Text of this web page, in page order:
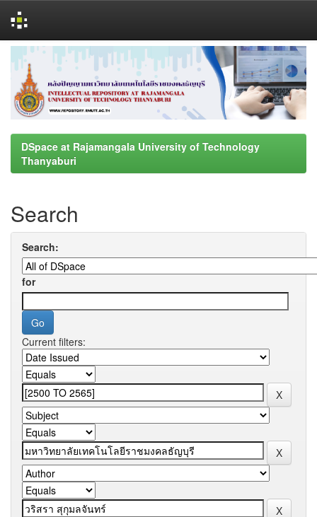
navigation
DSpace at Rajamangala University of Technology
Thanyaburi
Search
Search:
for
Current filters: